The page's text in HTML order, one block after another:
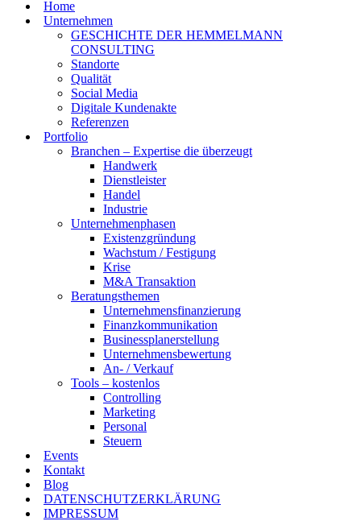
Home
Unternehmen
GESCHICHTE DER HEMMELMANN
CONSULTING
Standorte
Qualität
Social Media
Digitale Kundenakte
Referenzen
Portfolio
Branchen – Expertise die überzeugt
Handwerk
Dienstleister
Handel
Industrie
Unternehmenphasen
Existenzgründung
Wachstum / Festigung
Krise
M&A Transaktion
Beratungsthemen
Unternehmensfinanzierung
Finanzkommunikation
Businessplanerstellung
Unternehmensbewertung
An- / Verkauf
Tools – kostenlos
Controlling
Marketing
Personal
Steuern
Events
Kontakt
Blog
DATENSCHUTZERKLÄRUNG
IMPRESSUM